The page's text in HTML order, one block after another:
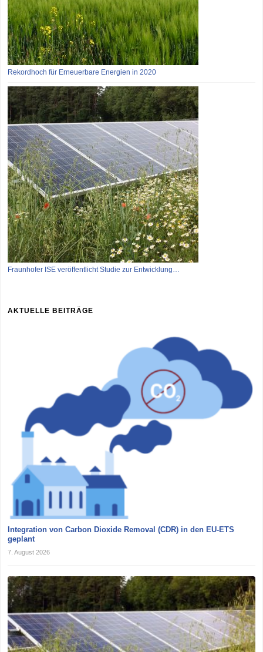
Rekordhoch für Erneuerbare Energien in 2020
Fraunhofer ISE veröffentlicht Studie zur Entwicklung…
AKTUELLE BEITRÄGE
Integration von Carbon Dioxide Removal (CDR) in den EU-ETS
geplant
7. August 2026